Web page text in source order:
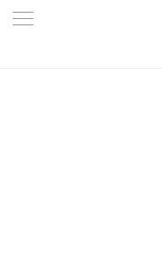
-->